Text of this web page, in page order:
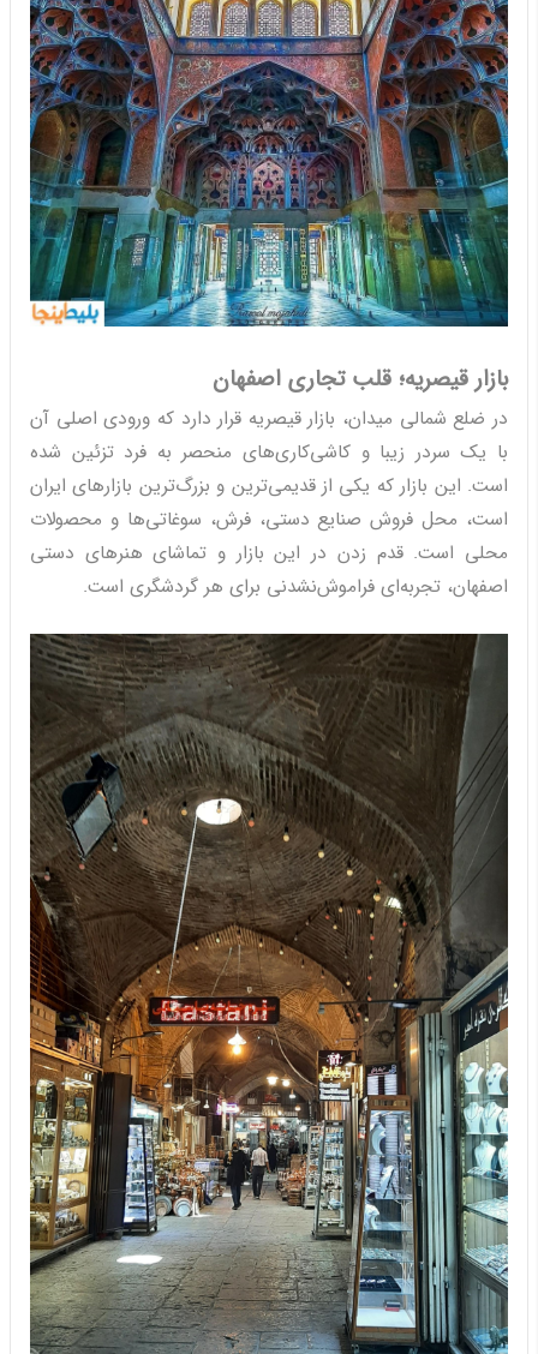
بازار قیصریه؛ قلب تجاری اصفهان
در ضلع شمالی میدان، بازار قیصریه قرار دارد که ورودی اصلی آن
با یک سردر زیبا و کاشی‌کاری‌های منحصر به فرد تزئین شده
است. این بازار که یکی از قدیمی‌ترین و بزرگ‌ترین بازارهای ایران
است، محل فروش صنایع دستی، فرش، سوغاتی‌ها و محصولات
محلی است. قدم زدن در این بازار و تماشای هنرهای دستی
اصفهان، تجربه‌ای فراموش‌نشدنی برای هر گردشگری است.